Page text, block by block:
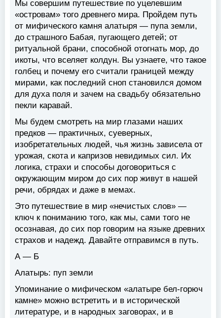
Мы совершим путешествие по уцелевшим
«островам» того древнего мира. Пройдем путь
от мифического камня алатыря — пупа земли,
до страшного Бабая, пугающего детей; от
ритуальной брани, способной отогнать мор, до
икоты, что вселяет колдун. Вы узнаете, что такое
голбец и почему его считали границей между
мирами, как последний сноп становился домом
для духа поля и зачем на свадьбу обязательно
пекли каравай.
Мы будем смотреть на мир глазами наших
предков — практичных, суеверных,
изобретательных людей, чья жизнь зависела от
урожая, скота и капризов невидимых сил. Их
логика, страхи и способы договориться с
окружающим миром до сих пор живут в нашей
речи, обрядах и даже в мемах.
Это путешествие в мир «нечистых слов» —
ключ к пониманию того, как мы, сами того не
осознавая, до сих пор говорим на языке древних
страхов и надежд. Давайте отправимся в путь.
А — Б
Алатырь: пуп земли
Упоминание о мифическом «алатыре бел-горюч
камне» можно встретить и в исторической
литературе, и в народных заговорах, и в